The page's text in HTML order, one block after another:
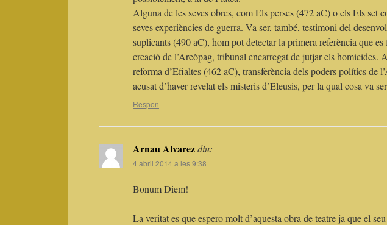
Alguna de les seves obres, com Els perses (472 aC) o els Els set
seves experiències de guerra. Va ser, també, testimoni del
suplicants (490 aC), hom pot detectar la primera referència que
creació de l’Areòpag, tribunal encarregat de jutjar els homicides.
reforma d’Efialtes (462 aC), transferència dels poders polítics de
acusat d’haver revelat els misteris d’Eleusis, per la qual cosa va
Respon
Arnau Alvarezdiu:
4 abril 2014 a les 9:38
Bonum Diem!
La veritat es que espero molt d’aquesta obra de teatre ja que el